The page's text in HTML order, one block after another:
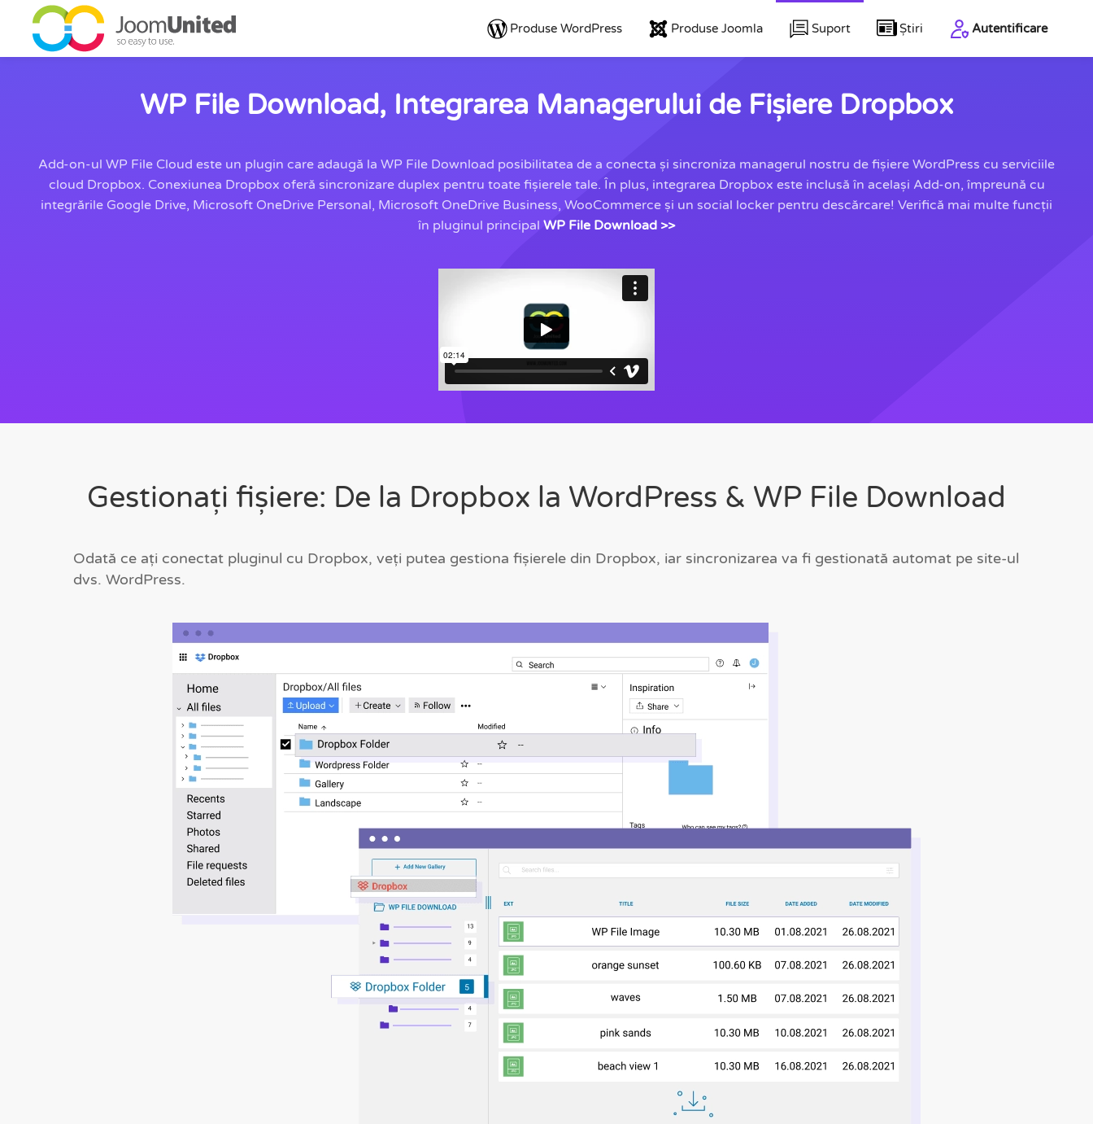
Sari la conținutul principal
Produse WordPress Produse Joomla Suport Știri Autentificare
WP File Download, Integrarea Managerului de Fișiere Dropbox
Add-on-ul WP File Cloud este un plugin care adaugă la WP File Download posibilitatea de a conecta și sincroniza managerul nostru de fișiere WordPress cu serviciile
cloud Dropbox. Conexiunea Dropbox oferă sincronizare duplex pentru toate fișierele tale. În plus, integrarea Dropbox este inclusă în același Add-on, împreună cu
integrările Google Drive, Microsoft OneDrive Personal, Microsoft OneDrive Business, WooCommerce și un social locker pentru descărcare! Verifică mai multe funcții
în pluginul principal WP File Download >>
Gestionați fișiere: De la Dropbox la WordPress & WP File Download
Odată ce ați conectat pluginul cu Dropbox, veți putea gestiona fișierele din Dropbox, iar sincronizarea va fi gestionată automat pe site-ul
dvs. WordPress.